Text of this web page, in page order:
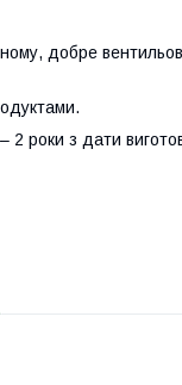
добре
– 2 роки з дати